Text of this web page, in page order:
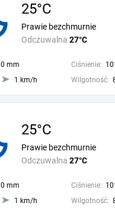
25°C
Odczuwalna 27°C
Prawie bezchmurnie
0 mm Ciśnienie:
1 km/h Wilgotność:
25°C
Odczuwalna 27°C
Prawie bezchmurnie
0 mm Ciśnienie:
1 km/h Wilgotność: